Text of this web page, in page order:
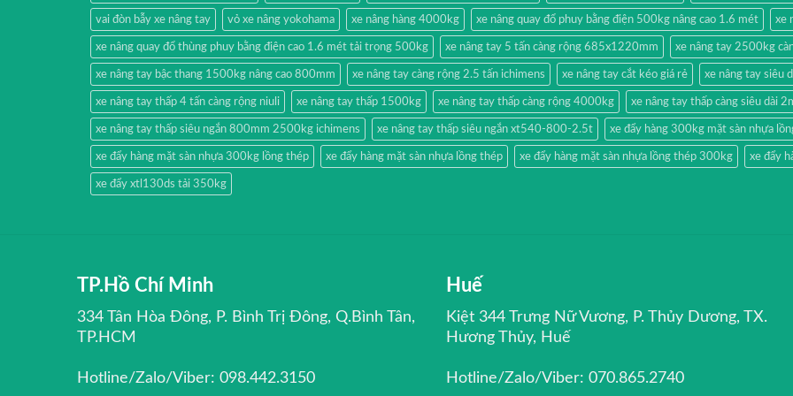
vai đòn bẫy xe nâng tay vỏ xe nâng yokohama xe nâng hàng 4000kg xe nâng quay đổ phuy bằng điện 500kg nâng cao 1.6 mét xe
xe nâng quay đổ thùng phuy bằng điện cao 1.6 mét tải trọng 500kg xe nâng tay 5 tấn càng rộng 685x1220mm xe nâng tay 2500kg
xe nâng tay bậc thang 1500kg nâng cao 800mm xe nâng tay càng rộng 2.5 tấn ichimens xe nâng tay cắt kéo giá rẻ xe nâng tay siêu
xe nâng tay thấp 4 tấn càng rộng niuli xe nâng tay thấp 1500kg xe nâng tay thấp càng rộng 4000kg xe nâng tay thấp càng siêu dài
xe nâng tay thấp siêu ngắn 800mm 2500kg ichimens xe nâng tay thấp siêu ngắn xt540-800-2.5t xe đẩy hàng 300kg mặt sàn nhựa
xe đẩy hàng mặt sàn nhựa 300kg lồng thép xe đẩy hàng mặt sàn nhựa lồng thép xe đẩy hàng mặt sàn nhựa lồng thép 300kg xe đẩy
xe đẩy xtl130ds tải 350kg
TP.Hồ Chí Minh
334 Tân Hòa Đông, P. Bình Trị Đông, Q.Bình Tân,
TP.HCM
Hotline/Zalo/Viber: 098.442.3150
Huế
Kiệt 344 Trưng Nữ Vương, P. Thủy Dương, TX.
Hương Thủy, Huế
Hotline/Zalo/Viber: 070.865.2740